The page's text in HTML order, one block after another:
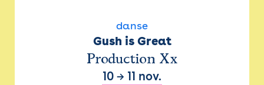
danse
Gush is Great
Production Xx
10 → 11 nov.